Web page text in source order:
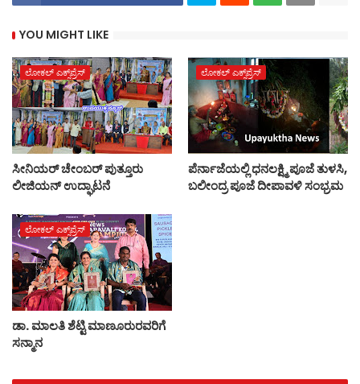
YOU MIGHT LIKE
ಲೋಕಲ್ ಎಕ್ಸ್‌ಪ್ರೆಸ್
ಸೀನಿಯರ್ ಚೇಂಬರ್ ಪುತ್ತೂರು
ಲೀಜಿಯನ್ ಉದ್ಘಾಟನೆ
ಲೋಕಲ್ ಎಕ್ಸ್‌ಪ್ರೆಸ್
ಪೆರ್ನಾಜೆಯಲ್ಲಿ ಧನಲಕ್ಷ್ಮಿ ಪೂಜೆ ತುಳಸಿ,
ಬಲೀಂದ್ರ ಪೂಜೆ ದೀಪಾವಳಿ ಸಂಭ್ರಮ
ಲೋಕಲ್ ಎಕ್ಸ್‌ಪ್ರೆಸ್
ಡಾ. ಮಾಲತಿ ಶೆಟ್ಟಿ ಮಾಣೂರುರವರಿಗೆ
ಸನ್ಮಾನ